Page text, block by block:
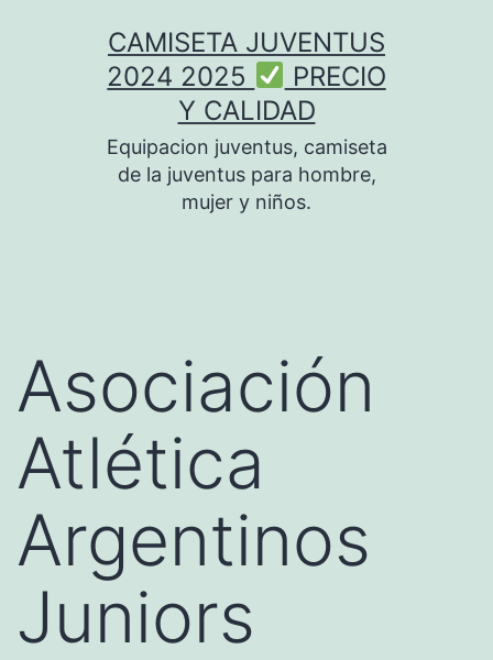
CAMISETA JUVENTUS
2024 2025
PRECIO
Y CALIDAD
Equipacion juventus, camiseta
de la juventus para hombre,
mujer y niños.
Asociación
Atlética
Argentinos
Juniors